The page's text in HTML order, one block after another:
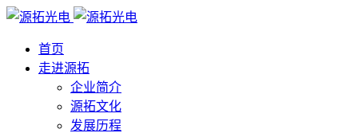
首页
走进源拓
企业简介
源拓文化
发展历程